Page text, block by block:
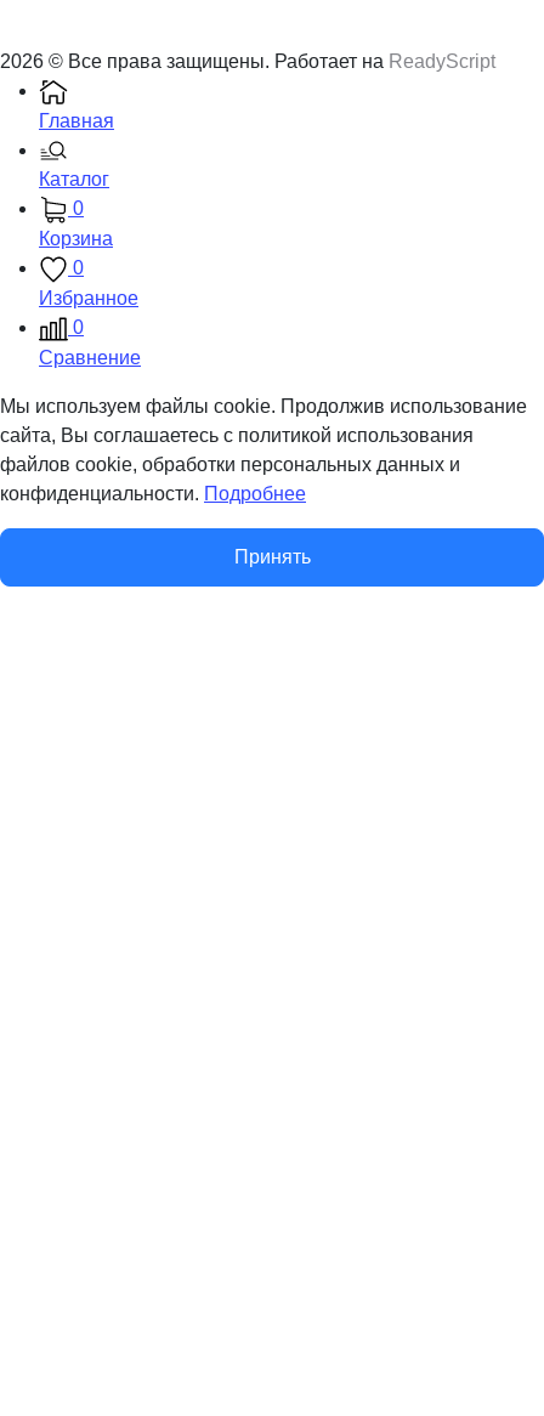
2026 © Все права защищены. Работает на ReadyScript
Главная
Каталог
0
Корзина
0
Избранное
0
Сравнение
Мы используем файлы cookie. Продолжив использование
сайта, Вы соглашаетесь с политикой использования
файлов cookie, обработки персональных данных и
конфиденциальности. Подробнее
Принять